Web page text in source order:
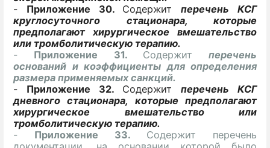
-
Приложение 30. Содержит
перечень КСГ
круглосуточного стационара, которые
предполагают хирургическое вмешательство
или тромболитическую терапию.
- Приложение 31. Содержит перечень
оснований и коэффициенты для определения
размера применяемых санкций.
-
Приложение 32. Содержит
перечень КСГ
дневного стационара, которые предполагают
хирургическое вмешательство или
тромболитическую терапию.
- Приложение 33. Содержит перечень